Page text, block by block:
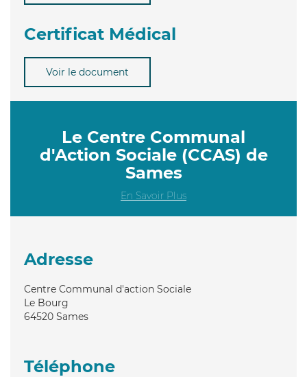
Certificat Médical
Voir le document
Le Centre Communal
d'Action Sociale (CCAS) de
Sames
En Savoir Plus
Adresse
Centre Communal d'action Sociale
Le Bourg
64520 Sames
Téléphone